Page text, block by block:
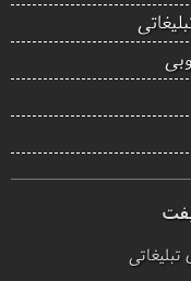
تبلیغاتی